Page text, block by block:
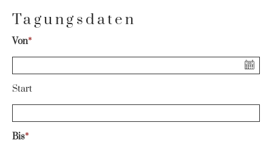
Tagungsdaten
Von*
Start
Bis*